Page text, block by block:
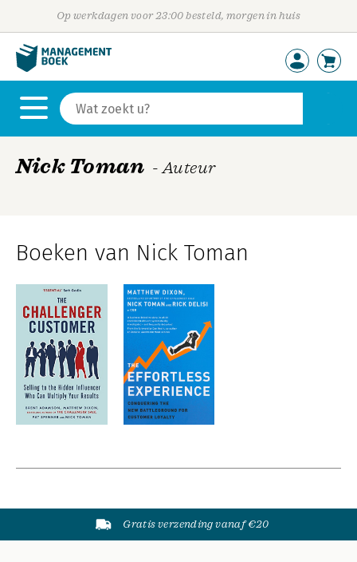
Op werkdagen voor 23:00 besteld, morgen in huis
Nick Toman - Auteur
Boeken van Nick Toman
Gratis verzending vanaf €20